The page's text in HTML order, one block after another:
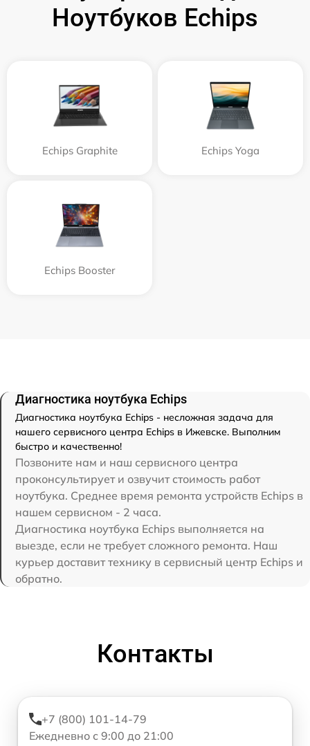
Ноутбуков Echips
Echips Graphite Echips Yoga
Echips Booster
Диагностика ноутбука Echips
Диагностика ноутбука Echips - несложная задача для
нашего сервисного центра Echips в Ижевске. Выполним
быстро и качественно!
Позвоните нам и наш сервисного центра
проконсультирует и озвучит стоимость работ
ноутбука. Среднее время ремонта устройств Echips в
нашем сервисном - 2 часа.
Диагностика ноутбука Echips выполняется на
выезде, если не требует сложного ремонта. Наш
курьер доставит технику в сервисный центр Echips и
обратно.
Контакты
+7 (800) 101-14-79
Ежедневно с 9:00 до 21:00